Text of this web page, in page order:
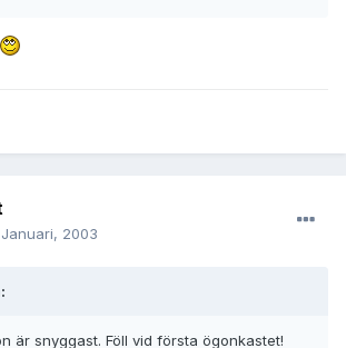
2003
är snyggast. Föll vid första ögonkastet!